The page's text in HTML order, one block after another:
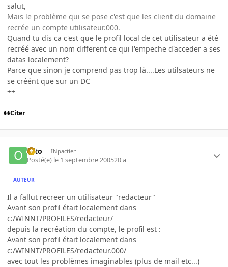
salut,
Mais le problème qui se pose c'est que les client du domaine
recrée un compte utilisateur.000.
Quand tu dis ca c'est que le profil local de cet utilisateur a été
recréé avec un nom different ce qui l'empeche d'acceder a ses
datas localement?
Parce que sinon je comprend pas trop là....Les utilsateurs ne
se créént que sur un DC
++
Citer
otto INpactien
Posté(e) le 1 septembre 200520 a
AUTEUR
Il a fallut recreer un utilisateur "redacteur"
Avant son profil était localement dans
c:/WINNT/PROFILES/redacteur/
depuis la recréation du compte, le profil est :
Avant son profil était localement dans
c:/WINNT/PROFILES/redacteur.000/
avec tout les problèmes imaginables (plus de mail etc...)